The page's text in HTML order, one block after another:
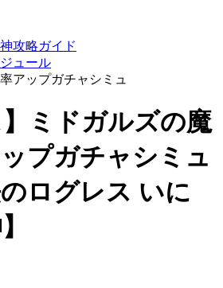
攻略ガイド
ュール
アップガチャシミュ
】ミドガルズの魔
プガチャシミュ
のログレス いに